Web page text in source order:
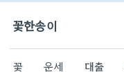
꽃한송이
꽃 운세 대출